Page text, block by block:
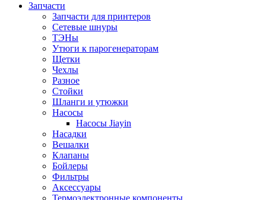
Запчасти
Запчасти для принтеров
Сетевые шнуры
ТЭНы
Утюги к парогенераторам
Щетки
Чехлы
Разное
Стойки
Шланги и утюжки
Насосы
Насосы Jiayin
Насадки
Вешалки
Клапаны
Бойлеры
Фильтры
Аксессуары
Термоэлектронные компоненты